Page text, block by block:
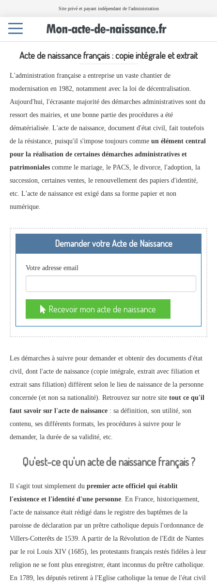
Site privé et payant indépendant de l'administration
Toggle
navigation
Acte de naissance français : copie intégrale et extrait
L'administration française a entreprise un vaste chantier de
modernisation en 1982, notamment avec la loi de décentralisation.
Aujourd'hui, l'écrasante majorité des démarches administratives sont du
ressort des mairies, et une bonne partie des procédures a été
dématérialisée. L'acte de naissance, document d'état civil, fait toutefois
de la résistance, puisqu'il s'impose toujours comme un élément central
pour la réalisation de certaines démarches administratives et
patrimoniales comme le mariage, le PACS, le divorce, l'adoption, la
succession, certaines ventes, le renouvellement des papiers d'identité,
etc. L'acte de naissance est exigé dans sa forme papier et non
numérique.
Demander votre Acte de Naissance
Votre adresse email
Recevoir mon acte de naissance
Les démarches à suivre pour demander et obtenir des documents d'état
civil, dont l'acte de naissance (copie intégrale, extrait avec filiation et
extrait sans filiation) diffèrent selon le lieu de naissance de la personne
concernée (et non sa nationalité). Retrouvez sur notre site tout ce qu'il
faut savoir sur l'acte de naissance : sa définition, son utilité, son
contenu, ses différents formats, les procédures à suivre pour le
demander, la durée de sa validité, etc.
Qu'est-ce qu'un acte de naissance français ?
Il s'agit tout simplement du premier acte officiel qui établit
l'existence et l'identité d'une personne. En France, historiquement,
l'acte de naissance était rédigé dans le registre des baptêmes de la
paroisse de déclaration par un prêtre catholique depuis l'ordonnance de
Villers-Cotterêts de 1539. A partir de la Révolution de l'Edit de Nantes
par le roi Louis XIV (1685), les protestants français restés fidèles à leur
religion ne se font plus enregistrer, étant inconnus du prêtre catholique.
En 1789, les députés retirent à l'Eglise catholique la tenue de l'état civil